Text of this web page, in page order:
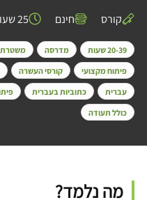
קורס
חינם 25 שעות
20-39 שעות מדרסה משטרת
פיתוח מקצועי
קורסי העשרה
עברית
כתוביות בעברית
כולל תעודה
מה נלמד?